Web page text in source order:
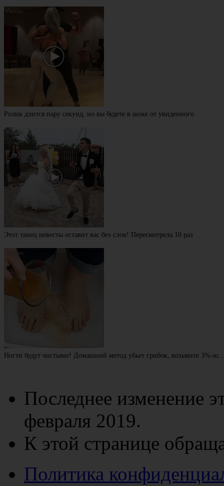
Ролик длится пару секунд, но вы будете в шоке от увиденного
Этот танец невесты оставит вас без слов! Пересмотрела 10 раз
Ногти будут чистыми! Домашний метод убьет грибок, возьмите 3%-
Последнее изменение
февраля 2019.
К этой странице
Политика